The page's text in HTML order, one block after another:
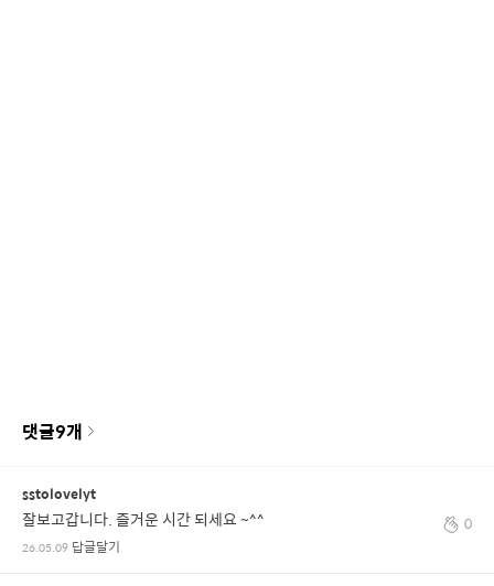
댓글9개
sstolovelyt
잘보고갑니다. 즐거운 시간 되세요 ~^^
26.05.09 답글달기
0